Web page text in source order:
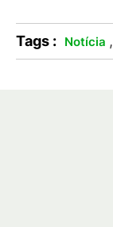
Tags : Notícia ,